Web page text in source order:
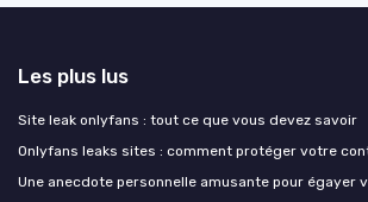
Les plus lus
Site leak onlyfans : tout ce que vous devez savoir
Onlyfans leaks sites : comment protéger votre
Une anecdote personnelle amusante pour égayer